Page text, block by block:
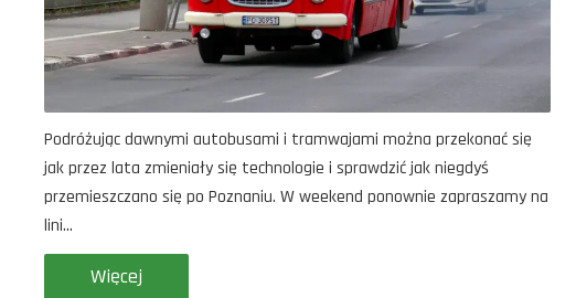
Podróżując dawnymi autobusami i tramwajami można przekonać się
jak przez lata zmieniały się technologie i sprawdzić jak niegdyś
przemieszczano się po Poznaniu. W weekend ponownie zapraszamy na
lini...
Więcej